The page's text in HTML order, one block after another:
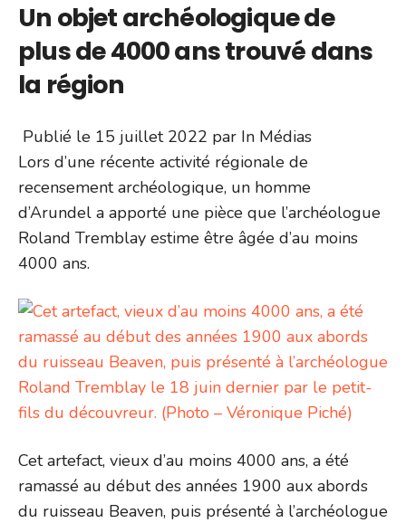
Un objet archéologique de
plus de 4000 ans trouvé dans
la région
Publié le 15 juillet 2022 par In Médias
Lors d’une récente activité régionale de
recensement archéologique, un homme
d’Arundel a apporté une pièce que l’archéologue
Roland Tremblay estime être âgée d’au moins
4000 ans.
Cet artefact, vieux d’au moins 4000 ans, a été
ramassé au début des années 1900 aux abords
du ruisseau Beaven, puis présenté à l’archéologue